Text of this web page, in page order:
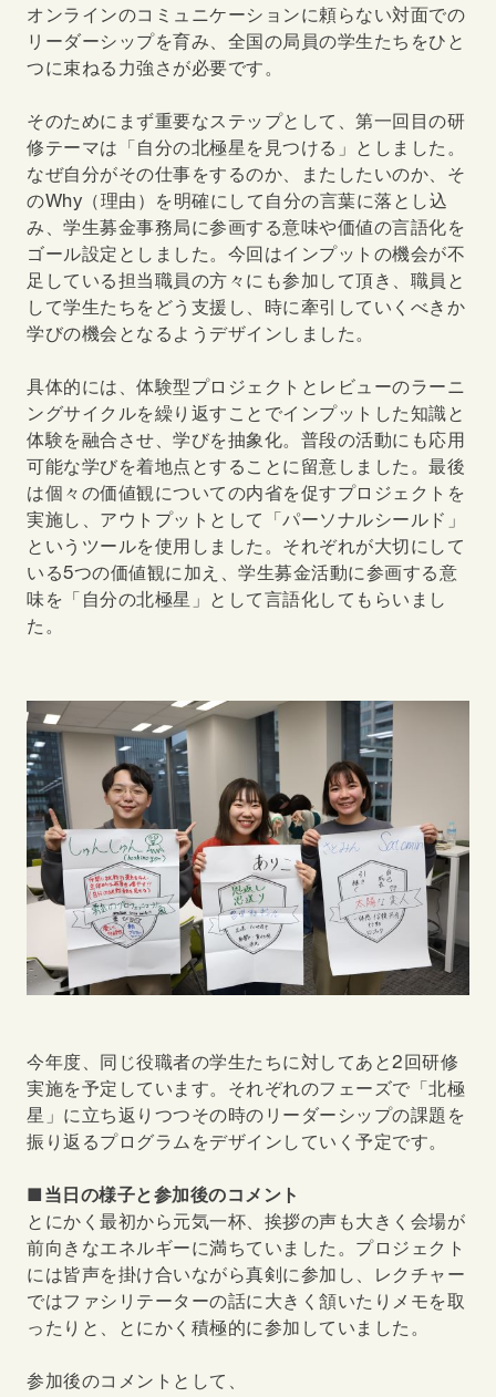
オンラインのコミュニケーションに頼らない対面での
リーダーシップを育み、全国の局員の学生たちをひと
つに束ねる力強さが必要です。
そのためにまず重要なステップとして、第一回目の研
修テーマは「自分の北極星を見つける」としました。
なぜ自分がその仕事をするのか、またしたいのか、そ
のWhy（理由）を明確にして自分の言葉に落とし込
み、学生募金事務局に参画する意味や価値の言語化を
ゴール設定としました。今回はインプットの機会が不
足している担当職員の方々にも参加して頂き、職員と
して学生たちをどう支援し、時に牽引していくべきか
学びの機会となるようデザインしました。
具体的には、体験型プロジェクトとレビューのラーニ
ングサイクルを繰り返すことでインプットした知識と
体験を融合させ、学びを抽象化。普段の活動にも応用
可能な学びを着地点とすることに留意しました。最後
は個々の価値観についての内省を促すプロジェクトを
実施し、アウトプットとして「パーソナルシールド」
というツールを使用しました。それぞれが大切にして
いる5つの価値観に加え、学生募金活動に参画する意
味を「自分の北極星」として言語化してもらいまし
た。
今年度、同じ役職者の学生たちに対してあと2回研修
実施を予定しています。それぞれのフェーズで「北極
星」に立ち返りつつその時のリーダーシップの課題を
振り返るプログラムをデザインしていく予定です。
■当日の様子と参加後のコメント
とにかく最初から元気一杯、挨拶の声も大きく会場が
前向きなエネルギーに満ちていました。プロジェクト
には皆声を掛け合いながら真剣に参加し、レクチャー
ではファシリテーターの話に大きく頷いたりメモを取
ったりと、とにかく積極的に参加していました。
参加後のコメントとして、